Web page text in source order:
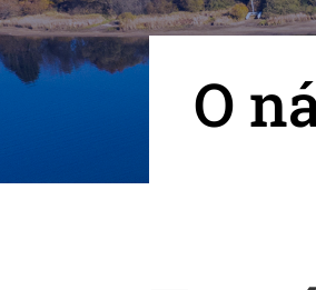
O